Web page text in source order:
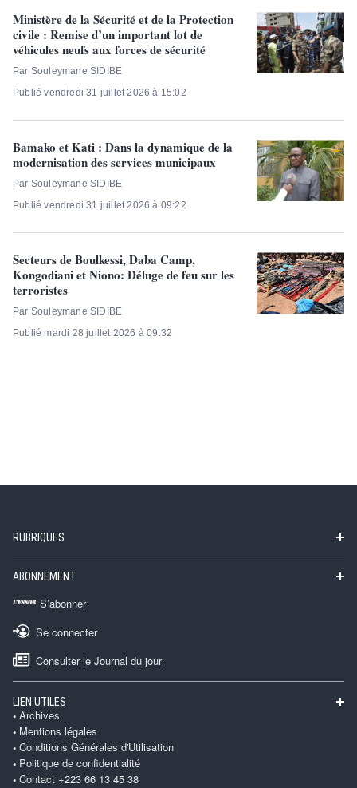
Ministère de la Sécurité et de la Protection
civile : Remise d’un important lot de
véhicules neufs aux forces de sécurité
Par Souleymane SIDIBE
Publié vendredi 31 juillet 2026 à 15:02
Bamako et Kati : Dans la dynamique de la
modernisation des services municipaux
Par Souleymane SIDIBE
Publié vendredi 31 juillet 2026 à 09:22
Secteurs de Boulkessi, Daba Camp,
Kongodiani et Niono:​ Déluge de feu sur les
terroristes
Par Souleymane SIDIBE
Publié mardi 28 juillet 2026 à 09:32
RUBRIQUES
ABONNEMENT
S’abonner
Se connecter
Consulter le Journal du jour
LIEN UTILES
Archives
Mentions légales
Conditions Générales d'Utilisation
Politique de confidentialité
Contact +223 66 13 45 38